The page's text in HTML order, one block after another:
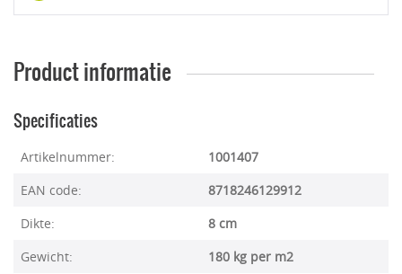
Product informatie
Specificaties
Artikelnummer:
1001407
EAN code:
8718246129912
Dikte:
8 cm
Gewicht:
180 kg per m2